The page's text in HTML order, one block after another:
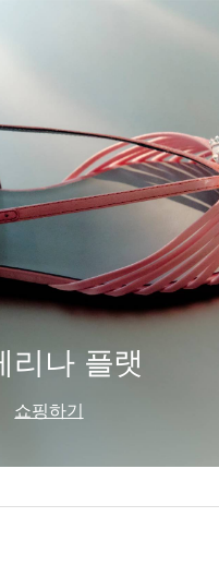
리나 플랫
쇼핑하기